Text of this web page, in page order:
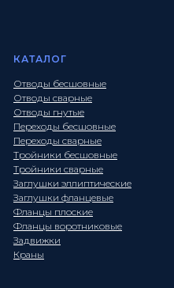
КАТАЛОГ
Отводы бесшовные
Отводы сварные
Отводы гнутые
Переходы бесшовные
Переходы сварные
Тройники бесшовные
Тройники сварные
Заглушки эллиптические
Заглушки фланцевые
Фланцы плоские
Фланцы воротниковые
Задвижки
Краны